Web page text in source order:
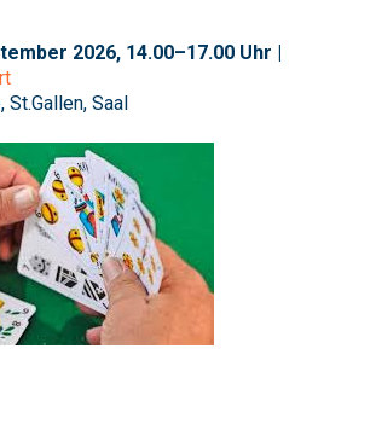
2026, 14.00–17.00 Uhr |
Saal